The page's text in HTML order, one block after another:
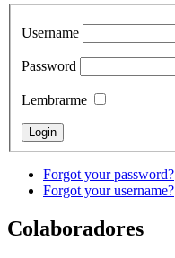
Username
Password
Lembrarme
Forgot your password?
Forgot your username?
Colaboradores